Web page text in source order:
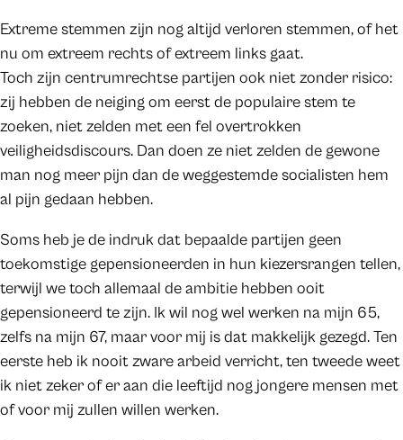
Extreme stemmen zijn nog altijd verloren stemmen, of het
nu om extreem rechts of extreem links gaat.
Toch zijn centrumrechtse partijen ook niet zonder risico:
zij hebben de neiging om eerst de populaire stem te
zoeken, niet zelden met een fel overtrokken
veiligheidsdiscours. Dan doen ze niet zelden de gewone
man nog meer pijn dan de weggestemde socialisten hem
al pijn gedaan hebben.
Soms heb je de indruk dat bepaalde partijen geen
toekomstige gepensioneerden in hun kiezersrangen tellen,
terwijl we toch allemaal de ambitie hebben ooit
gepensioneerd te zijn. Ik wil nog wel werken na mijn 65,
zelfs na mijn 67, maar voor mij is dat makkelijk gezegd. Ten
eerste heb ik nooit zware arbeid verricht, ten tweede weet
ik niet zeker of er aan die leeftijd nog jongere mensen met
of voor mij zullen willen werken.